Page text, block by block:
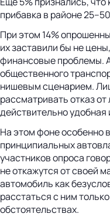
прибавка в районе
При этом 14%
их заставили бы не
финансовые проблемы.
общественного
нишевым сценарием.
рассматривать отказ
действительно
На этом фоне особенно
принципиальных
участников опроса
не откажутся от своей
автомобиль как
расстаться с ним
обстоятельствах.